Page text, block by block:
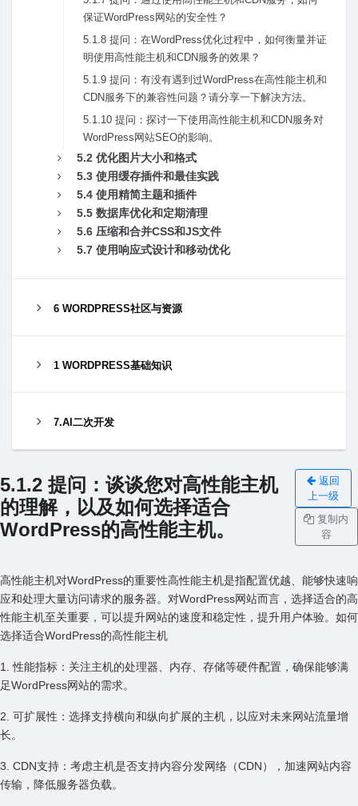
保证WordPress⽹站的安全性？
5.1.8 提问：在WordPress优化过程中，如何衡量并证
明使⽤⾼性能主机和CDN服务的效果？
5.1.9 提问：有没有遇到过WordPress在⾼性能主机和
CDN服务下的兼容性问题？请分享⼀下解决⽅法。
5.1.10 提问：探讨⼀下使⽤⾼性能主机和CDN服务对
WordPress⽹站SEO的影响。
5.2 优化图⽚⼤⼩和格式
5.3 使⽤缓存插件和最佳实践
5.4 使⽤精简主题和插件
5.5 数据库优化和定期清理
5.6 压缩和合并CSS和JS⽂件
5.7 使⽤响应式设计和移动优化
6 WORDPRESS社区与资源
1 WORDPRESS基础知识
7.AI二次开发
5.1.2 提问：谈谈您对⾼性能主机
的理解，以及如何选择适合
WordPress的⾼性能主机。
返回
上一级
复制内
容
⾼性能主机对WordPress的重要性⾼性能主机是指配置优越、能够快速响
应和处理⼤量访问请求的服务器。对WordPress⽹站⽽⾔，选择适合的⾼
性能主机⾄关重要，可以提升⽹站的速度和稳定性，提升⽤户体验。如何
选择适合WordPress的⾼性能主机
1. 性能指标：关注主机的处理器、内存、存储等硬件配置，确保能够满
⾜WordPress⽹站的需求。
2. 可扩展性：选择⽀持横向和纵向扩展的主机，以应对未来⽹站流量增
长。
3. CDN⽀持：考虑主机是否⽀持内容分发⽹络（CDN），加速⽹站内容
传输，降低服务器负载。